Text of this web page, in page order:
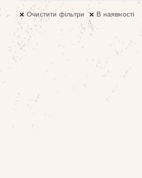
Очистити фільтри В наявності